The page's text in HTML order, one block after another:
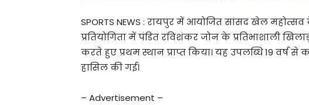
SPORTS NEWS : रायपुर में आयोजित सांसद खेल
प्रतियोगिता में पंडित रविशंकर जोन के प्रतिभाशाली
करते हुए प्रथम स्थान प्राप्त किया। यह उपलब्धि 19 वर्ष
हासिल की गई।
– Advertisement –